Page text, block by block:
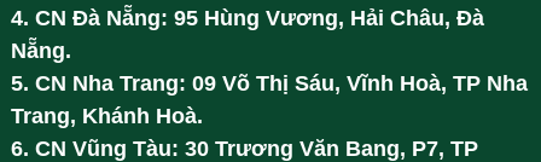
4. CN Đà Nẵng: 95 Hùng Vương, Hải Châu, Đà
Nẵng.
5. CN Nha Trang: 09 Võ Thị Sáu, Vĩnh Hoà, TP Nha
Trang, Khánh Hoà.
6. CN Vũng Tàu: 30 Trương Văn Bang, P7, TP